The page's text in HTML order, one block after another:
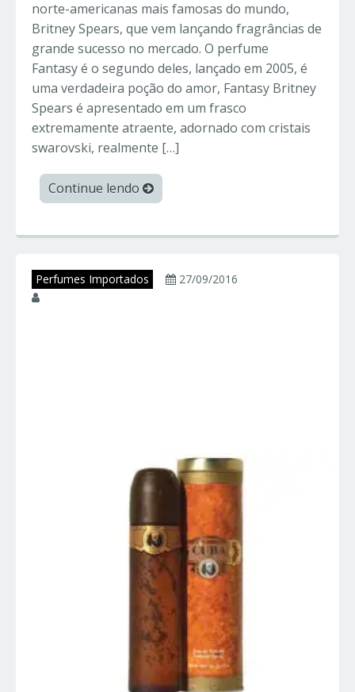
norte-americanas mais famosas do mundo,
Britney Spears, que vem lançando fragrâncias de
grande sucesso no mercado. O perfume
Fantasy é o segundo deles, lançado em 2005, é
uma verdadeira poção do amor, Fantasy Britney
Spears é apresentado em um frasco
extremamente atraente, adornado com cristais
swarovski, realmente […]
Continue lendo
Perfumes Importados
27/09/2016